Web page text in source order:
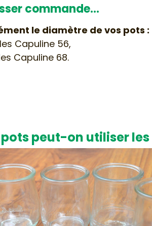
commande…
le diamètre de vos pots :
Capuline 56,
Capuline 68.
peut-on utiliser